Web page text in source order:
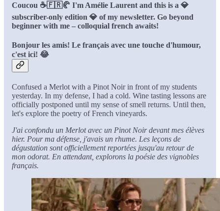
Coucou ☕️🇫🇷🥐 I'm Amélie Laurent and this is a 💎
subscriber-only edition 💎 of my newsletter. Go beyond
beginner with me – colloquial french awaits!
Bonjour les amis! Le français avec une touche d'humour,
c'est ici! 😂
Confused a Merlot with a Pinot Noir in front of my students
yesterday. In my defense, I had a cold. Wine tasting lessons are
officially postponed until my sense of smell returns. Until then,
let's explore the poetry of French vineyards.
J'ai confondu un Merlot avec un Pinot Noir devant mes élèves
hier. Pour ma défense, j'avais un rhume. Les leçons de
dégustation sont officiellement reportées jusqu'au retour de
mon odorat. En attendant, explorons la poésie des vignobles
français.